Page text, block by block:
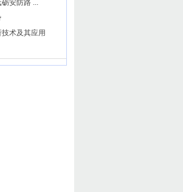
安防路 ...
术及其应用